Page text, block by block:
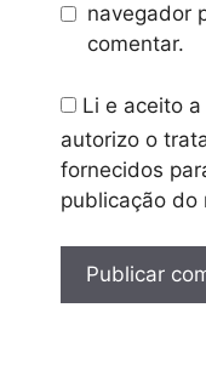
navegador
comentar.
Li e aceito a
autorizo o
fornecidos
publicação do